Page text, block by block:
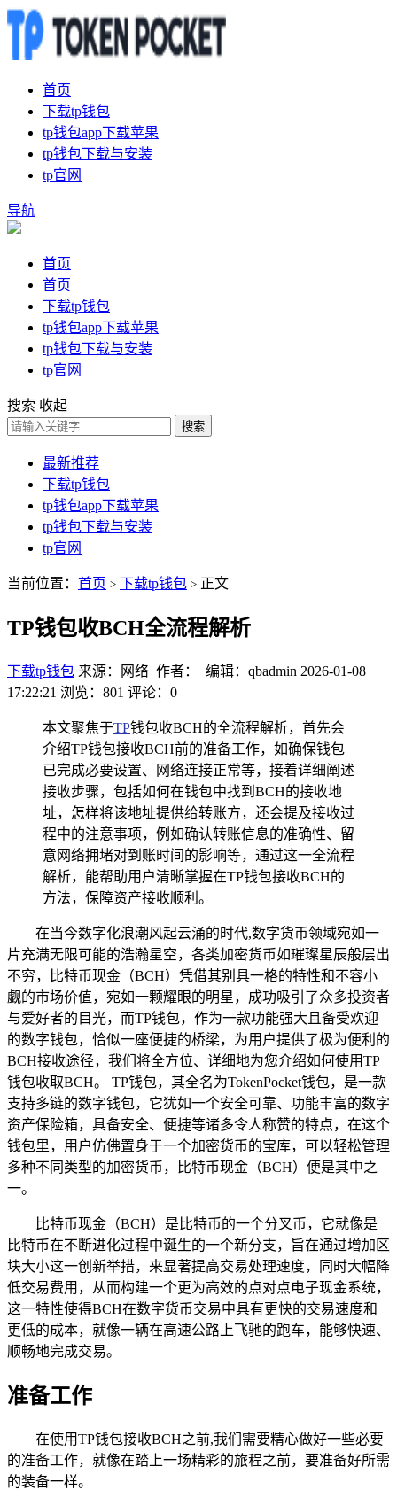
首页
下载tp钱包
tp钱包app下载苹果
tp钱包下载与安装
tp官网
导航
首页
首页
下载tp钱包
tp钱包app下载苹果
tp钱包下载与安装
tp官网
搜索 收起
搜索
最新推荐
下载tp钱包
tp钱包app下载苹果
tp钱包下载与安装
tp官网
当前位置： 首页 > 下载tp钱包 > 正文
TP钱包收BCH全流程解析
下载tp钱包 来源：网络 作者： 编辑：qbadmin 2026-01-08
17:22:21 浏览：801 评论：0
本文聚焦于TP钱包收BCH的全流程解析，首先会
介绍TP钱包接收BCH前的准备工作，如确保钱包
已完成必要设置、网络连接正常等，接着详细阐述
接收步骤，包括如何在钱包中找到BCH的接收地
址，怎样将该地址提供给转账方，还会提及接收过
程中的注意事项，例如确认转账信息的准确性、留
意网络拥堵对到账时间的影响等，通过这一全流程
解析，能帮助用户清晰掌握在TP钱包接收BCH的
方法，保障资产接收顺利。
在当今数字化浪潮风起云涌的时代,数字货币领域宛如一
片充满无限可能的浩瀚星空，各类加密货币如璀璨星辰般层出
不穷，比特币现金（BCH）凭借其别具一格的特性和不容小
觑的市场价值，宛如一颗耀眼的明星，成功吸引了众多投资者
与爱好者的目光，而TP钱包，作为一款功能强大且备受欢迎
的数字钱包，恰似一座便捷的桥梁，为用户提供了极为便利的
BCH接收途径，我们将全方位、详细地为您介绍如何使用TP
钱包收取BCH。 TP钱包，其全名为TokenPocket钱包，是一款
支持多链的数字钱包，它犹如一个安全可靠、功能丰富的数字
资产保险箱，具备安全、便捷等诸多令人称赞的特点，在这个
钱包里，用户仿佛置身于一个加密货币的宝库，可以轻松管理
多种不同类型的加密货币，比特币现金（BCH）便是其中之
一。
比特币现金（BCH）是比特币的一个分叉币，它就像是
比特币在不断进化过程中诞生的一个新分支，旨在通过增加区
块大小这一创新举措，来显著提高交易处理速度，同时大幅降
低交易费用，从而构建一个更为高效的点对点电子现金系统，
这一特性使得BCH在数字货币交易中具有更快的交易速度和
更低的成本，就像一辆在高速公路上飞驰的跑车，能够快速、
顺畅地完成交易。
准备工作
在使用TP钱包接收BCH之前,我们需要精心做好一些必要
的准备工作，就像在踏上一场精彩的旅程之前，要准备好所需
的装备一样。